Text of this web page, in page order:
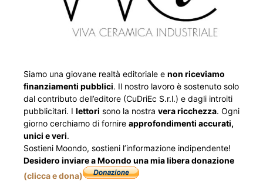
Siamo una giovane realtà editoriale e non riceviamo
finanziamenti pubblici. Il nostro lavoro è sostenuto solo
dal contributo dell’editore (CuDriEc S.r.l.) e dagli introiti
pubblicitari. I lettori sono la nostra vera ricchezza. Ogni
giorno cerchiamo di fornire approfondimenti accurati,
unici e veri.
Sostieni Moondo, sostieni l’informazione indipendente!
Desidero inviare a Moondo una mia libera donazione
(clicca e dona)